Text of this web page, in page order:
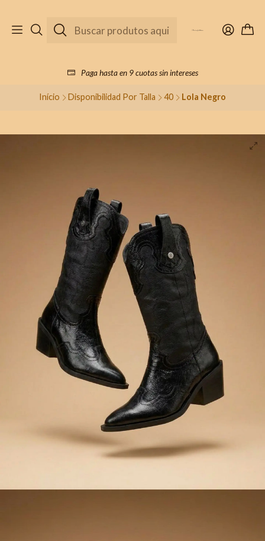
Paga hasta en 9 cuotas sin intereses
Início Disponibilidad Por Talla 40 Lola Negro